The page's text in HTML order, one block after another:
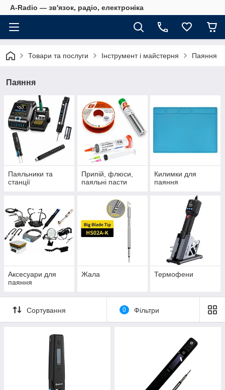
A-Radio — зв'язок, радіо, електроніка
Товари та послуги Інструмент і майстерня Паяння
Паяння
Паяльники та
станції
Припій, флюси,
паяльні пасти
Килимки для
паяння
Аксесуари для
паяння
Жала Термофени
Сортування 0 Фільтри